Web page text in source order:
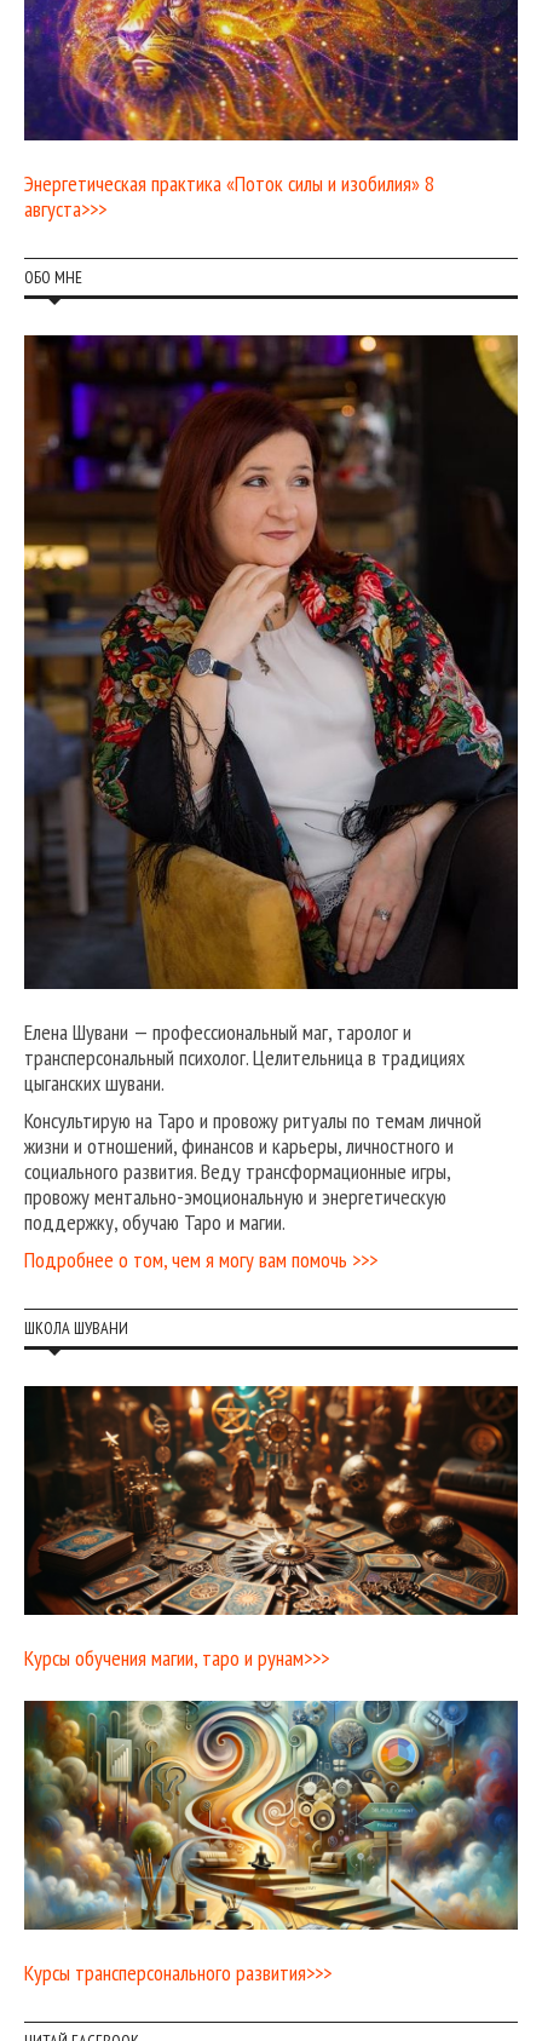
Энергетическая практика «Поток силы и изобилия» 8
августа>>>
ОБО МНЕ
Елена Шувани — профессиональный маг, таролог и
трансперсональный психолог. Целительница в традициях
цыганских шувани.
Консультирую на Таро и провожу ритуалы по темам личной
жизни и отношений, финансов и карьеры, личностного и
социального развития. Веду трансформационные игры,
провожу ментально-эмоциональную и энергетическую
поддержку, обучаю Таро и магии.
Подробнее о том, чем я могу вам помочь >>>
ШКОЛА ШУВАНИ
Курсы обучения магии, таро и рунам>>>
Курсы трансперсонального развития>>>